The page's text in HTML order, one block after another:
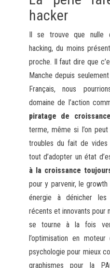
hacker
Il se trouve que nulle
hacking, du moins
proche. Il faut dire que
Manche depuis
Français, nous
domaine de l’action
piratage de croissance
terme, même si l’on
troubles du fait de vides
tout d’adopter un état
à la croissance
pour y parvenir, le
énergie à dénicher
récents et innovants pour
se tourne à la fois
l’optimisation en
psychologie pour mieux
graphismes pour la